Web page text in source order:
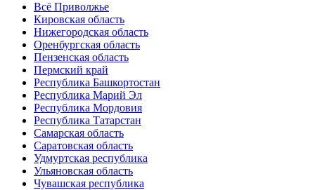
Всё Приволжье
Кировская область
Нижегородская область
Оренбургская область
Пензенская область
Пермский край
Республика Башкортостан
Республика Марий Эл
Республика Мордовия
Республика Татарстан
Самарская область
Саратовская область
Удмуртская республика
Ульяновская область
Чувашская республика